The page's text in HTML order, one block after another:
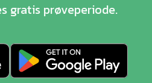
gratis prøveperiode.